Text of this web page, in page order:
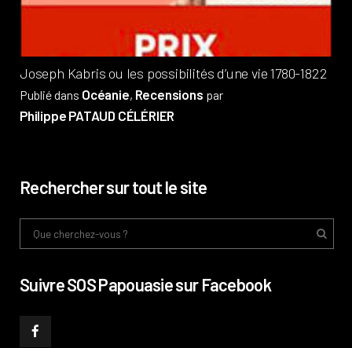
Joseph Kabris ou les possibilités d’une vie 1780-1822
Publié dans Océanie, Recensions par
Philippe PATAUD CÉLÉRIER
Rechercher sur tout le site
Suivre SOS Papouasie sur Facebook